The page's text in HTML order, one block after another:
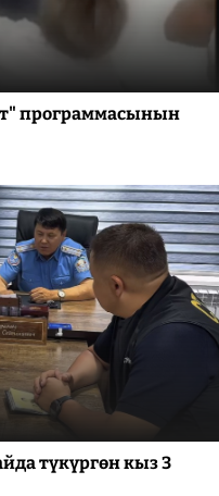
программасынын
түкүргөн кыз 3